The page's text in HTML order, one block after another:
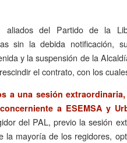
del Partido de la
sin la debida notificación,
y la suspensión de la
el contrato, con los
a una sesión
a ESEMSA y
del PAL, previo la sesión
la mayoría de los regidores,